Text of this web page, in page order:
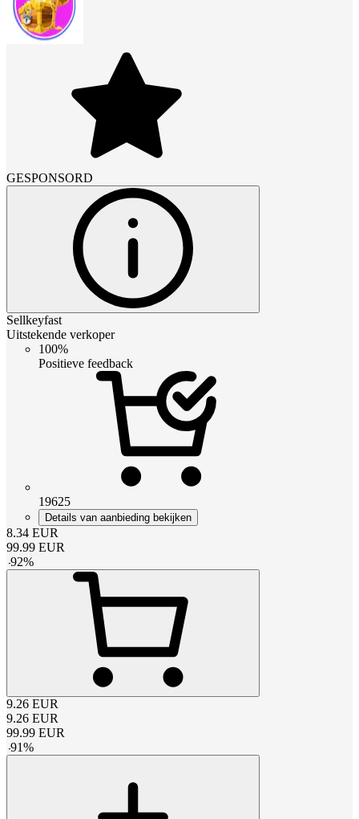
GESPONSORD
Sellkeyfast
Uitstekende verkoper
100%
Positieve feedback
19625
Details van aanbieding bekijken
8.34 EUR
99.99 EUR
-92%
9.26 EUR
9.26 EUR
99.99 EUR
-91%